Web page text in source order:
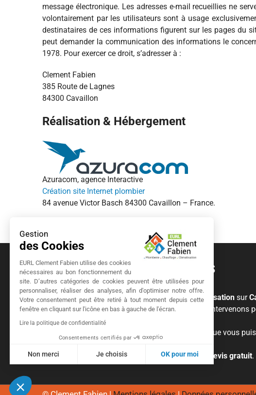
Gestion
des Cookies
EURL Clement Fabien utilise des cookies
nécessaires au bon fonctionnement du
site. D’autres catégories de cookies peuvent être utilisées pour
personnaliser, réaliser des analyses, afin d'optimiser notre offre.
Votre consentement peut être retiré à tout moment depuis cette
fenêtre en cliquant sur l'icône en bas à gauche de l'écran.
Lire la politique de confidentialité
Consentements certifiés par
Non merci Je choisis OK pour moi
Plateforme de Gestion du Consentement : Personnalisez vos Options
message électronique. Les adresses e-mail recueillies ne
volontairement par les utilisateurs sont à usage
destinataires de ces informations figurent sur les pages du
peut demander la communication des informations le
1978. Pour exercer ce droit, s’adresser à :
Clement Fabien
385 Route de Lagnes
84300 Cavaillon
Réalisation & Hébergement
Azuracom, agence Interactive
Création site Internet plombier
84 avenue Victor Basch 84300 Cavaillon – France.
A Propos
Plombier,chauffagiste etinstallateur de climatisation sur
autours ( Gordes, Ménerbes, Avignon …), nous intervenons
Nous avons la qualification RGE Qualipac pour que vous
N’hésitez pas à demander un
devis gratuit.